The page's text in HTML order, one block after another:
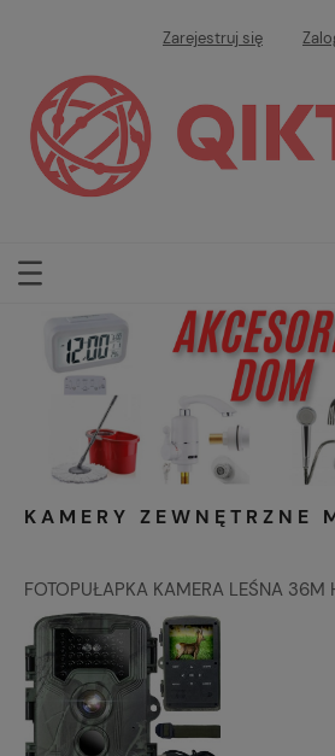
Zarejestruj się
KAMERY ZEWNĘTRZNE
FOTOPUŁAPKA KAMERA LEŚNA